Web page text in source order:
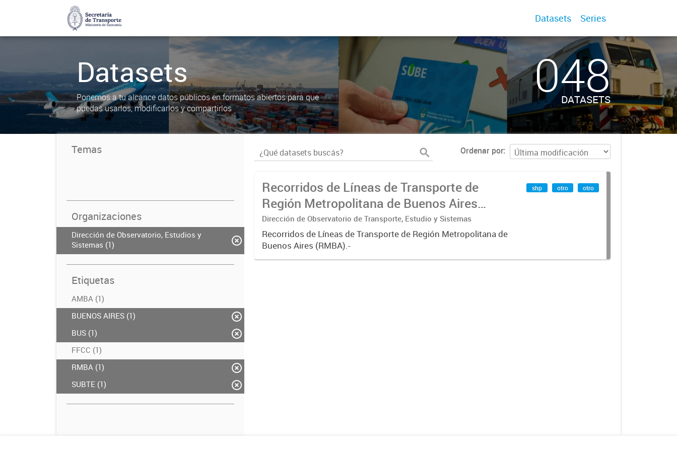
Datasets Series
Datasets
Ponemos a tu alcance datos públicos en formatos abiertos para que
puedas usarlos, modificarlos y compartirlos
048
DATASETS
Temas
Organizaciones
Dirección de Observatorio, Estudios y
Sistemas (1)
Etiquetas
AMBA (1)
BUENOS AIRES (1)
BUS (1)
FFCC (1)
RMBA (1)
SUBTE (1)
Ordenar por
Recorridos de Líneas de Transporte de
Región Metropolitana de Buenos Aires
(RMBA)
Dirección de Observatorio de Transporte, Estudio y Sistemas
Recorridos de Líneas de Transporte de Región Metropolitana de
Buenos Aires (RMBA).-
shp otro otro